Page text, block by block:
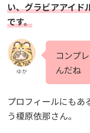
い、グラビアアイド
です。
ゆか
コンプ
んだね
プロフィールにもあ
う榎原依那さん。